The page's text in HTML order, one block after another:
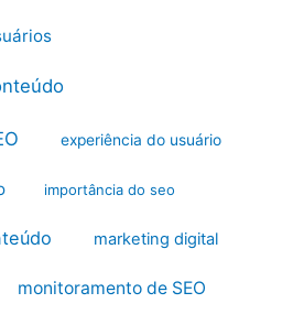
experiência do usuário
importância do seo
marketing digital
monitoramento de SEO